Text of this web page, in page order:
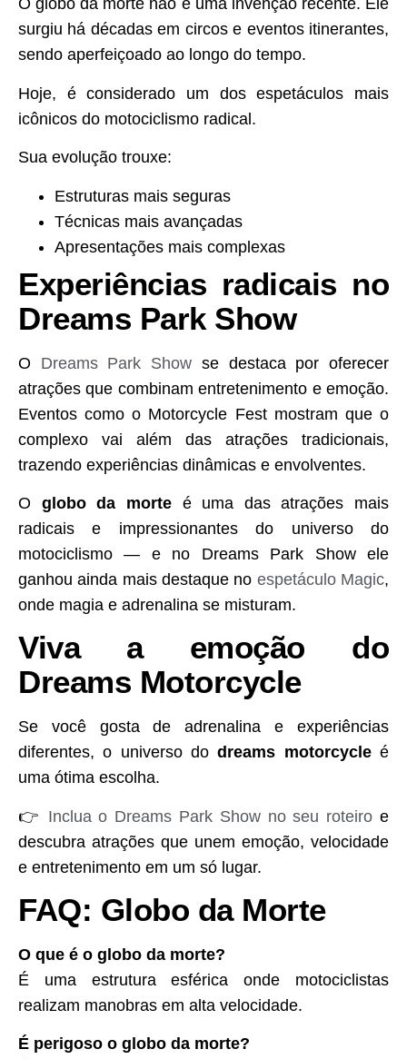
O globo da morte não é uma invenção recente. Ele
surgiu há décadas em circos e eventos itinerantes,
sendo aperfeiçoado ao longo do tempo.
Hoje, é considerado um dos espetáculos mais
icônicos do motociclismo radical.
Sua evolução trouxe:
Estruturas mais seguras
Técnicas mais avançadas
Apresentações mais complexas
Experiências radicais no
Dreams Park Show
O Dreams Park Show se destaca por oferecer
atrações que combinam entretenimento e emoção.
Eventos como o Motorcycle Fest mostram que o
complexo vai além das atrações tradicionais,
trazendo experiências dinâmicas e envolventes.
O globo da morteé uma das atrações mais
radicais e impressionantes do universo do
motociclismo — e no Dreams Park Show ele
ganhou ainda mais destaque no espetáculo Magic,
onde magia e adrenalina se misturam.
Viva a emoção do
Dreams Motorcycle
Se você gosta de adrenalina e experiências
diferentes, o universo dodreams motorcycleé
uma ótima escolha.
👉 Inclua o Dreams Park Show no seu roteiro e
descubra atrações que unem emoção, velocidade
e entretenimento em um só lugar.
FAQ: Globo da Morte
O que é o globo da morte?
É uma estrutura esférica onde motociclistas
realizam manobras em alta velocidade.
É perigoso o globo da morte?